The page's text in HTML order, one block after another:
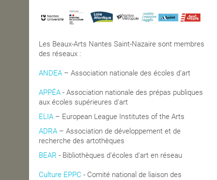
Les Beaux-Arts Nantes Saint-Nazaire sont membres
des réseaux :
ANDEA – Association nationale des écoles d'art
APPÉA - Association nationale des prépas publiques
aux écoles supérieures d'art
ELIA – European League Institutes of the Arts
ADRA – Association de développement et de
recherche des artothèques
BEAR - Bibliothèques d'écoles d'art en réseau
Culture EPPC - Comité national de liaison des